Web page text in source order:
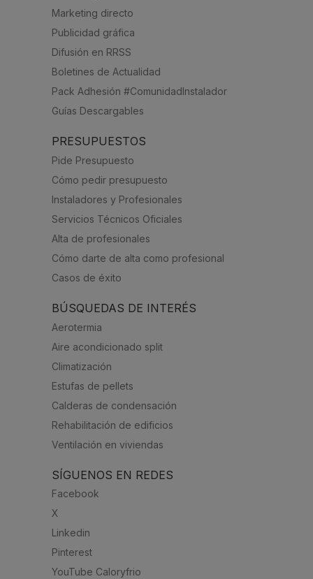
Marketing directo
Publicidad gráfica
Difusión en RRSS
Boletines de Actualidad
Pack Adhesión #ComunidadInstalador
Guías Descargables
PRESUPUESTOS
Pide Presupuesto
Cómo pedir presupuesto
Instaladores y Profesionales
Servicios Técnicos Oficiales
Alta de profesionales
Cómo darte de alta como profesional
Casos de éxito
BÚSQUEDAS DE INTERÉS
Aerotermia
Aire acondicionado split
Climatización
Estufas de pellets
Calderas de condensación
Rehabilitación de edificios
Ventilación en viviendas
SÍGUENOS EN REDES
Facebook
X
Linkedin
Pinterest
YouTube Caloryfrio